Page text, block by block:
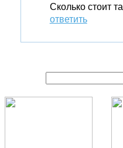
Сколько стоит
ответить